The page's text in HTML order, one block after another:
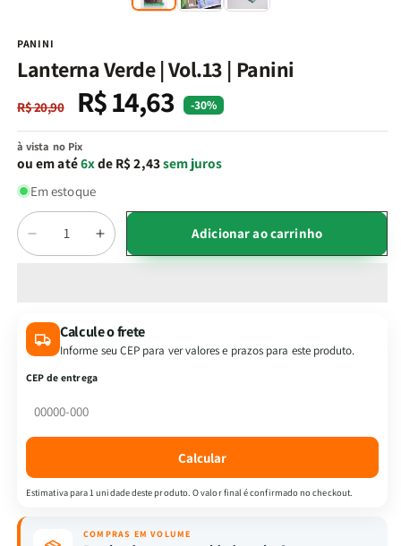
PANINI
Lanterna Verde | Vol.13 | Panini
Preço
normal
R$ 20,90
Preço
promocional
R$ 14,63 -30%
à vista no Pix
ou em até6xde R$ 2,43sem juros
Em estoque
Quantidade
Diminuir
a
Verde
|
Vol.13
Panini
Aumentar
a
Verde
|
Adicionar ao carrinho
Calcule o frete
Informe seu CEP para ver valores e prazos para este produto.
CEP de entrega
Calcular
Estimativa para 1 unidade deste produto. O valor final é confirmado no checkout.
COMPRAS EM VOLUME